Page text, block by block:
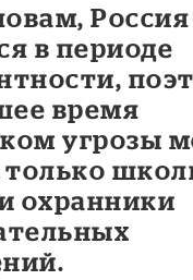
Россия
в периоде
время
угрозы
только
охранники